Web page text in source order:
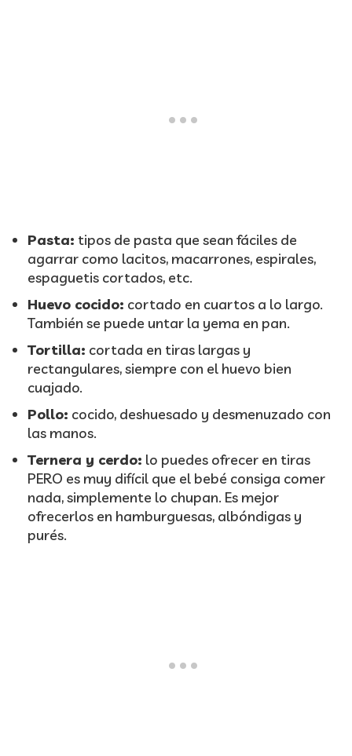
Pasta: tipos de pasta que sean fáciles de
agarrar como lacitos, macarrones, espirales,
espaguetis cortados, etc.
Huevo cocido: cortado en cuartos a lo largo.
También se puede untar la yema en pan.
Tortilla: cortada en tiras largas y
rectangulares, siempre con el huevo bien
cuajado.
Pollo: cocido, deshuesado y desmenuzado con
las manos.
Ternera y cerdo: lo puedes ofrecer en tiras
PERO es muy difícil que el bebé consiga comer
nada, simplemente lo chupan. Es mejor
ofrecerlos en hamburguesas, albóndigas y
purés.